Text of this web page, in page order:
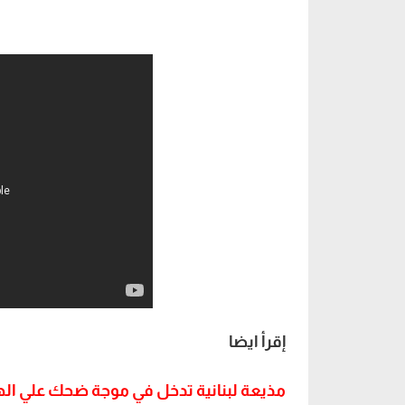
إقرأ ايضا
مذيعة لبنانية تدخل في موجة ضحك علي